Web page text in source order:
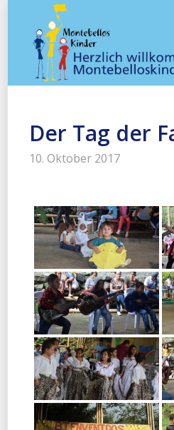
Der Tag der
10. Oktober 2017